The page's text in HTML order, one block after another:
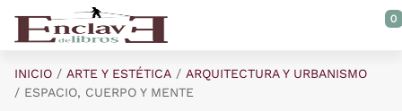
Saltar al contenido principal
0
INICIO ARTE Y ESTÉTICA
ARQUITECTURA Y URBANISMO
ESPACIO, CUERPO Y MENTE